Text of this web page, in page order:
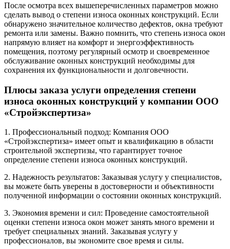
После осмотра всех вышеперечисленных параметров можно
сделать вывод о степени износа оконных конструкций. Если
обнаружено значительное количество дефектов, окна требуют
ремонта или замены. Важно помнить, что степень износа окон
напрямую влияет на комфорт и энергоэффективность
помещения, поэтому регулярный осмотр и своевременное
обслуживание оконных конструкций необходимы для
сохранения их функциональности и долговечности.
Плюсы заказа услуги определения степени
износа оконных конструкций у компании ООО
«Стройэкспертиза»
1. Профессиональный подход: Компания ООО
«Стройэкспертиза» имеет опыт и квалификацию в области
строительной экспертизы, что гарантирует точное
определение степени износа оконных конструкций.
2. Надежность результатов: Заказывая услугу у специалистов,
вы можете быть уверены в достоверности и объективности
полученной информации о состоянии оконных конструкций.
3. Экономия времени и сил: Проведение самостоятельной
оценки степени износа окон может занять много времени и
требует специальных знаний. Заказывая услугу у
профессионалов, вы экономите свое время и силы.